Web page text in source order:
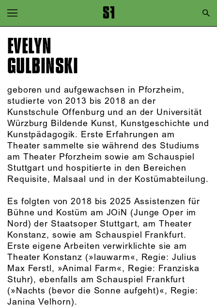
Zur Hauptnavigation springen
Zum Hauptinhalt springen
Zum Footer springen
EVELYN
GULBINSKI
geboren und aufgewachsen in Pforzheim,
studierte von 2013 bis 2018 an der
Kunstschule Offenburg und an der Universität
Würzburg Bildende Kunst, Kunstgeschichte und
Kunstpädagogik. Erste Erfahrungen am
Theater sammelte sie während des Studiums
am Theater Pforzheim sowie am Schauspiel
Stuttgart und hospitierte in den Bereichen
Requisite, Malsaal und in der Kostümabteilung.
Es folgten von 2018 bis 2025 Assistenzen für
Bühne und Kostüm am JOiN (Junge Oper im
Nord) der Staatsoper Stuttgart, am Theater
Konstanz, sowie am Schauspiel Frankfurt.
Erste eigene Arbeiten verwirklichte sie am
Theater Konstanz (»lauwarm«, Regie: Julius
Max Ferstl, »Animal Farm«, Regie: Franziska
Stuhr), ebenfalls am Schauspiel Frankfurt
(»Nachts (bevor die Sonne aufgeht)«, Regie:
Janina Velhorn).